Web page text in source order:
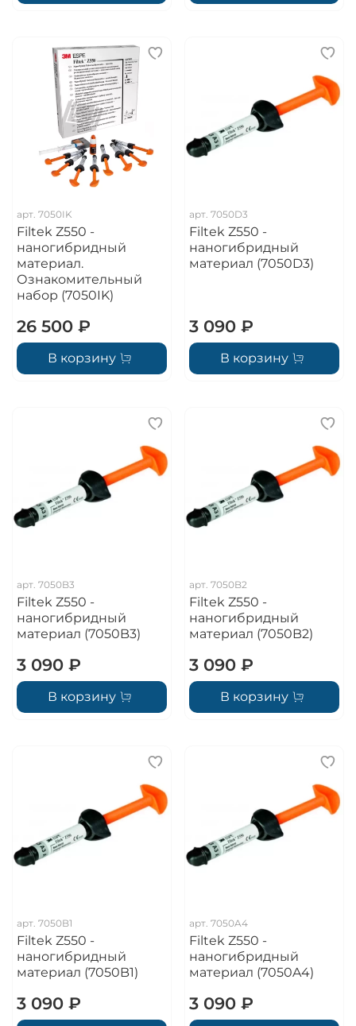
арт. 7050IK
Filtek Z550 -
наногибридный
материал.
Ознакомительный
набор (7050IK)
26 500 ₽
В корзину
арт. 7050D3
Filtek Z550 -
наногибридный
материал (7050D3)
3 090 ₽
В корзину
арт. 7050B3
Filtek Z550 -
наногибридный
материал (7050B3)
3 090 ₽
В корзину
арт. 7050B2
Filtek Z550 -
наногибридный
материал (7050B2)
3 090 ₽
В корзину
арт. 7050B1
Filtek Z550 -
наногибридный
материал (7050B1)
3 090 ₽
арт. 7050A4
Filtek Z550 -
наногибридный
материал (7050A4)
3 090 ₽